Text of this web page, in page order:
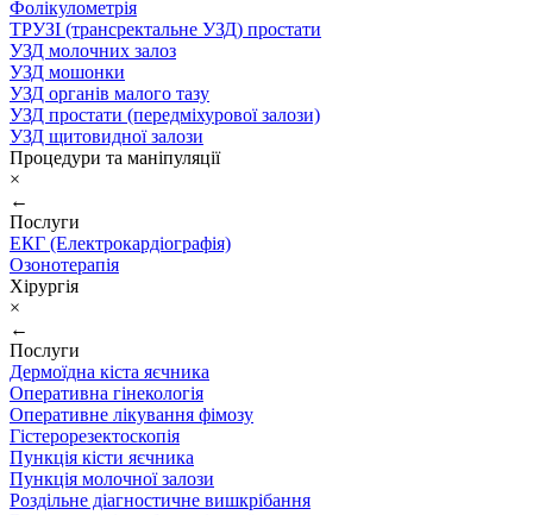
Фолікулометрія
ТРУЗІ (трансректальне УЗД) простати
УЗД молочних залоз
УЗД мошонки
УЗД органів малого тазу
УЗД простати (передміхурової залози)
УЗД щитовидної залози
Процедури та маніпуляції
×
←
Послуги
ЕКГ (Електрокардіографія)
Озонотерапія
Хірургія
×
←
Послуги
Дермоїдна кіста яєчника
Оперативна гінекологія
Оперативне лікування фімозу
Гістерорезектоскопія
Пункція кісти яєчника
Пункція молочної залози
Роздільне діагностичне вишкрібання